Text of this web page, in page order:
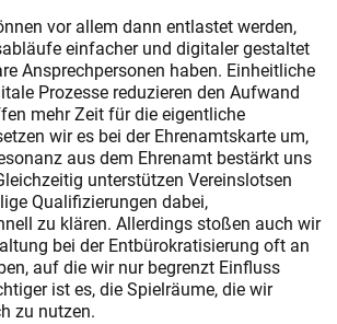
vor allem dann entlastet werden,
einfacher und digitaler gestaltet
Ansprechpersonen haben. Einheitliche
Prozesse reduzieren den Aufwand
mehr Zeit für die eigentliche
wir es bei der Ehrenamtskarte um,
aus dem Ehrenamt bestärkt uns
unterstützen Vereinslotsen
Qualifizierungen dabei,
zu klären. Allerdings stoßen auch wir
bei der Entbürokratisierung oft an
auf die wir nur begrenzt Einfluss
ist es, die Spielräume, die wir
zu nutzen.